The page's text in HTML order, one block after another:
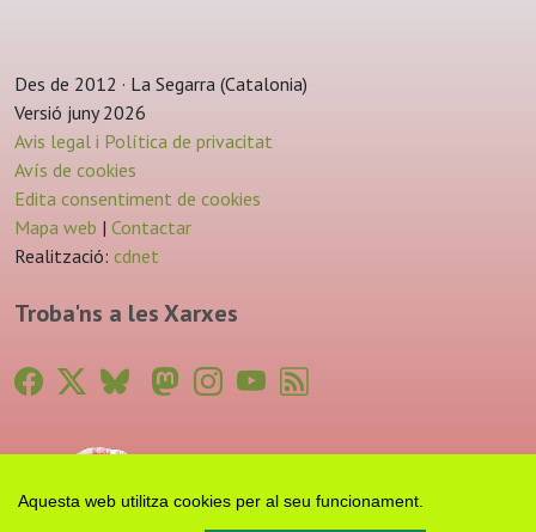
Aquesta web utilitza cookies per al seu funcionament.
Des de 2012 · La Segarra (Catalonia)
Versió juny 2026
Avis legal i Política de privacitat
Avís de cookies
Edita consentiment de cookies
Mapa web | Contactar
Realització: cdnet
Troba'ns a les Xarxes